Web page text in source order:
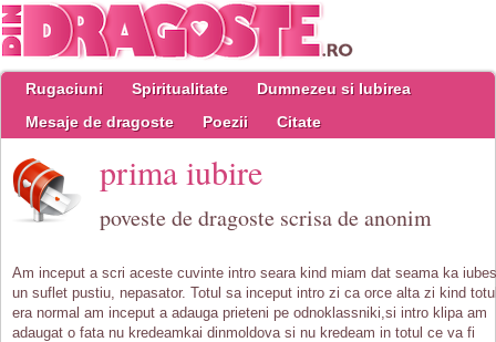
Rugaciuni Spiritualitate
Dumnezeu si Iubirea
Mesaje de dragoste
Poezii Citate
prima iubire
poveste de dragoste scrisa de anonim
Am inceput a scri aceste cuvinte intro seara kind miam dat seama ka
un suflet pustiu, nepasator. Totul sa inceput intro zi ca orce alta zi kind
era normal am inceput a adauga prieteni pe odnoklassniki,si intro klipa am
adaugat o fata nu kredeamkai dinmoldova si nu kredeam in totul ce va fi